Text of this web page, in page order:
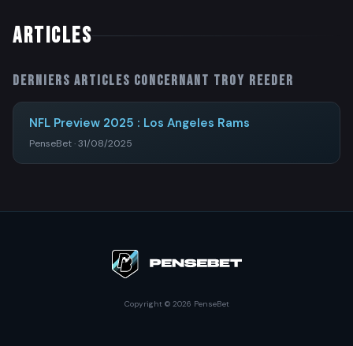
ARTICLES
Derniers articles concernant Troy Reeder
NFL Preview 2025 : Los Angeles Rams
PenseBet · 31/08/2025
Copyright © 2026 PenseBet